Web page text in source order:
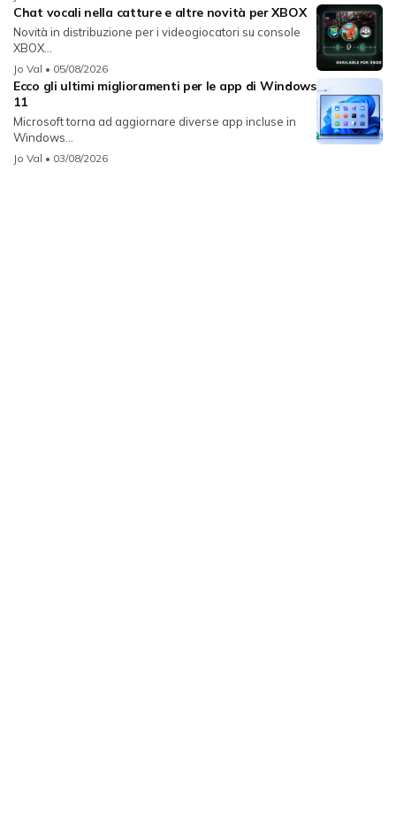
Chat vocali nella catture e altre novità per XBOX
Novità in distribuzione per i videogiocatori su console
XBOX...
Jo Val • 05/08/2026
Ecco gli ultimi miglioramenti per le app di Windows
11
Microsoft torna ad aggiornare diverse app incluse in
Windows...
Jo Val • 03/08/2026